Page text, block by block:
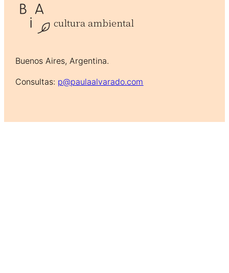
cultura ambiental
Buenos Aires, Argentina.
Consultas: p@paulaalvarado.com